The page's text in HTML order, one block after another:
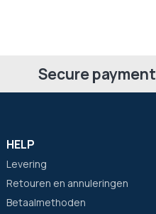
Secure payment
HELP
Levering
Retouren en annuleringen
Betaalmethoden